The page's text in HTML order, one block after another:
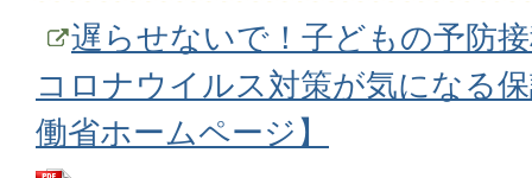
遅らせないで！子どもの予防
コロナウイルス対策が気になる
働省ホームページ】